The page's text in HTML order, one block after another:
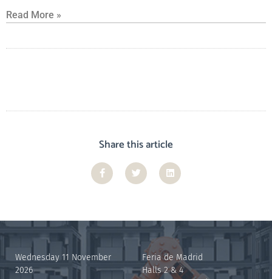
Read More »
Share this article
Wednesday 11 November
2026
Feria de Madrid
Halls 2 & 4